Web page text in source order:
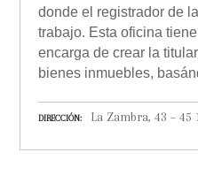
donde el registrador de
trabajo. Esta oficina
encarga de crear la
bienes inmuebles,
DIRECCIÓN La Zambra, 43 – 45